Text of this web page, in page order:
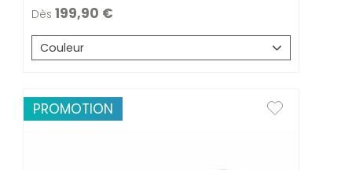
Dès 199,90
Couleur
PROMOTION